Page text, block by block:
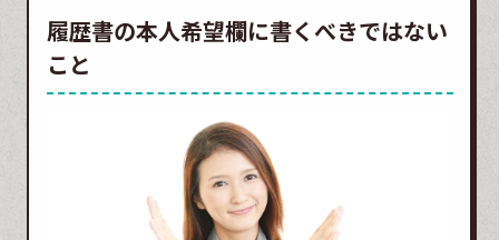
履歴書の本人希望欄に書くべきではない
こと